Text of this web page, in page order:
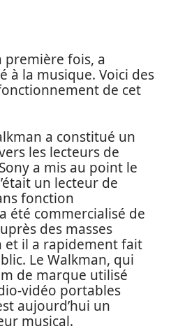
première fois, a
à la musique. Voici des
de cet
a constitué un
les lecteurs de
a mis au point le
un lecteur de
fonction
été commercialisé de
des masses
et il a rapidement fait
Le Walkman, qui
de marque utilisé
vidéo portables
aujourd’hui un
musical.